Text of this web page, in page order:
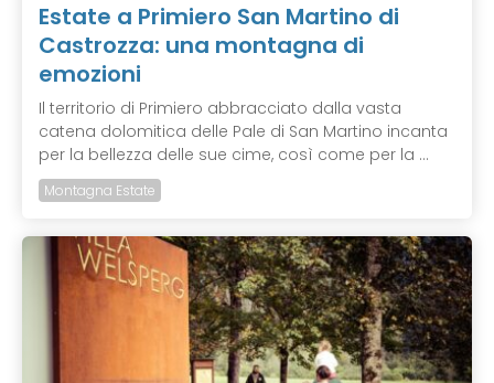
Estate a Primiero San Martino di
Castrozza: una montagna di
emozioni
Il territorio di Primiero abbracciato dalla vasta
catena dolomitica delle Pale di San Martino incanta
per la bellezza delle sue cime, così come per la ...
Montagna Estate